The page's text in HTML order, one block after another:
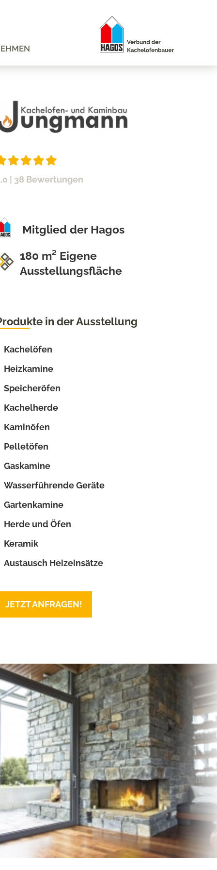
| 38 Bewertungen
Mitglied der Hagos
180 m² Eigene
Ausstellungsfläche
in der Ausstellung
Kachelöfen
Heizkamine
Speicheröfen
Kachelherde
Kaminöfen
Pelletöfen
Gaskamine
Wasserführende Geräte
Gartenkamine
Herde und Öfen
Keramik
Austausch Heizeinsätze
JETZT ANFRAGEN!